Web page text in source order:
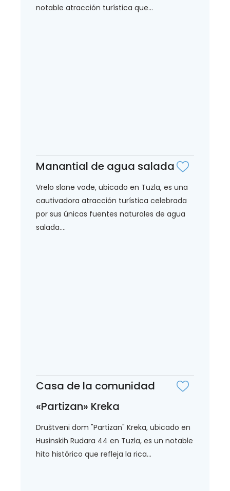
notable atracción turística que...
Manantial de agua salada
Vrelo slane vode, ubicado en Tuzla, es una
cautivadora atracción turística celebrada
por sus únicas fuentes naturales de agua
salada....
Casa de la comunidad
«Partizan» Kreka
Društveni dom "Partizan" Kreka, ubicado en
Husinskih Rudara 44 en Tuzla, es un notable
hito histórico que refleja la rica...